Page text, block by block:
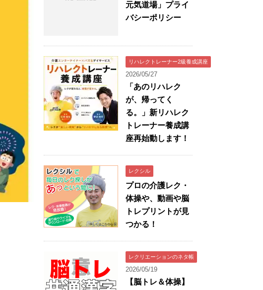
元気道場」プライ
バシーポリシー
リハレクトレーナー2級養成講座
2026/05/27
「あのリハレク
が、帰ってく
る。」新リハレク
トレーナー養成講
座再始動します！
レクシル
プロの介護レク・
体操や、動画や脳
トレプリントが見
つかる！
レクリエーションのネタ帳
2026/05/19
【脳トレ＆体操】